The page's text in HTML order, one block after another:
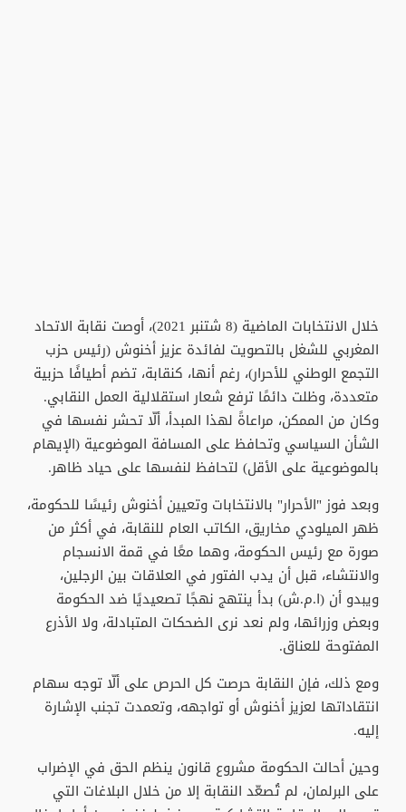
خلال الانتخابات الماضية (8 شتنبر 2021)، أوصت نقابة الاتحاد
المغربي للشغل بالتصويت لفائدة عزيز أخنوش (رئيس حزب
التجمع الوطني للأحرار)، رغم أنها، كنقابة، تضم أطيافًا حزبية
متعددة، وظلت دائمًا ترفع شعار استقلالية العمل النقابي.
وكان من الممكن، مراعاةً لهذا المبدأ، ألّا تحشر نفسها في
الشأن السياسي وتحافظ على المسافة الموضوعية (الإيهام
بالموضوعية على الأقل) لتحافظ لنفسها على حياد ظاهر.
وبعد فوز "الأحرار" بالانتخابات وتعيين أخنوش رئيسًا للحكومة،
ظهر الميلودي مخاريق، الكاتب العام للنقابة، في أكثر من
صورة مع رئيس الحكومة، وهما معًا في قمة الانسجام
والانتشاء، قبل أن يدب الفتور في العلاقات بين الرجلين،
ويبدو أن (ا.م.ش) بدأ ينتهج نهجًا تصعيديًا ضد الحكومة
وبعض وزرائها، ولم نعد نرى الضحكات المتبادلة، ولا الأذرع
المفتوحة للعناق.
ومع ذلك، فإن النقابة حرصت كل الحرص على ألّا توجه سهام
انتقاداتها لعزيز أخنوش أو تواجهه، وتعمدت تجنب الإشارة
إليه.
وحين أحالت الحكومة مشروع قانون ينظم الحق في الإضراب
على البرلمان، لم تُصعّد النقابة إلا من خلال البلاغات التي